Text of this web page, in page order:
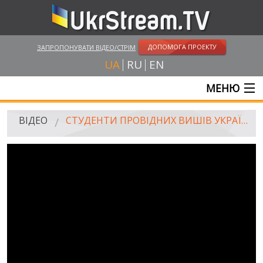
ЗАПРОПОНУВАТИ ВІДЕО/СТРІМ ДОПОМОГА ПРОЕКТУ
UA RU EN
МЕНЮ
ГОЛОВНА
ВІДЕО СТУДЕНТИ ПРОВІДНИХ ВИШІВ УКРАЇНИ ЗВЕРТАЮТЬСЯ ДО СВІТОВОЇ СПІЛЬНОТИ: ЗУПИНІТЬ ПУТІНА!